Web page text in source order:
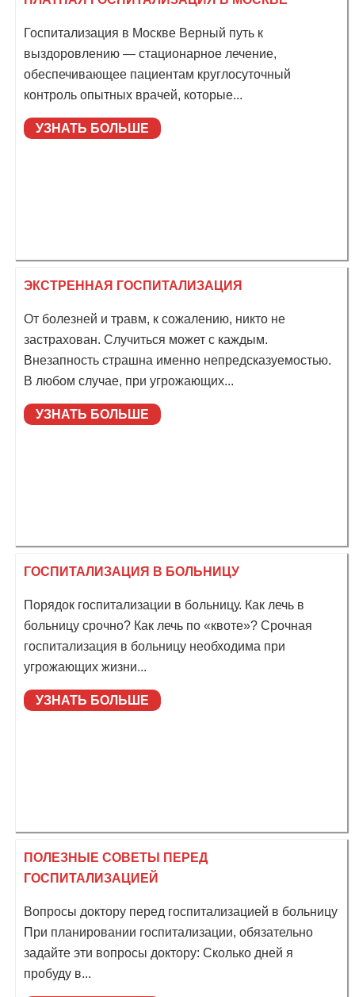
Госпитализация в Москве Верный путь к
выздоровлению — стационарное лечение,
обеспечивающее пациентам круглосуточный
контроль опытных врачей, которые...
УЗНАТЬ БОЛЬШЕ
ЭКСТРЕННАЯ ГОСПИТАЛИЗАЦИЯ
От болезней и травм, к сожалению, никто не
застрахован. Случиться может с каждым.
Внезапность страшна именно непредсказуемостью.
В любом случае, при угрожающих...
УЗНАТЬ БОЛЬШЕ
ГОСПИТАЛИЗАЦИЯ В БОЛЬНИЦУ
Порядок госпитализации в больницу. Как лечь в
больницу срочно? Как лечь по «квоте»? Срочная
госпитализация в больницу необходима при
угрожающих жизни...
УЗНАТЬ БОЛЬШЕ
ПОЛЕЗНЫЕ СОВЕТЫ ПЕРЕД
ГОСПИТАЛИЗАЦИЕЙ
Вопросы доктору перед госпитализацией в больницу
При планировании госпитализации, обязательно
задайте эти вопросы доктору: Сколько дней я
пробуду в...